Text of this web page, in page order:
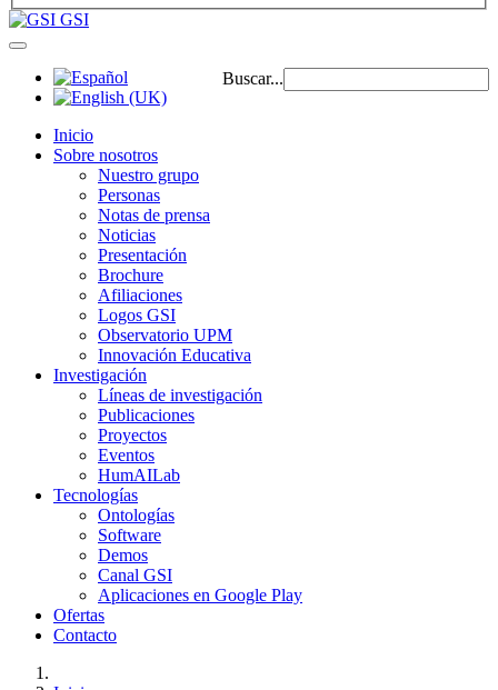
GSI
Buscar...
Inicio
Sobre nosotros
Nuestro grupo
Personas
Notas de prensa
Noticias
Presentación
Brochure
Afiliaciones
Logos GSI
Observatorio UPM
Innovación Educativa
Investigación
Líneas de investigación
Publicaciones
Proyectos
Eventos
HumAILab
Tecnologías
Ontologías
Software
Demos
Canal GSI
Aplicaciones en Google Play
Ofertas
Contacto